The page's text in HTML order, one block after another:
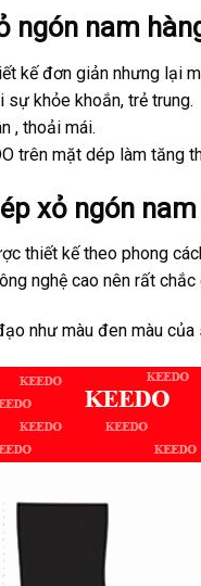
ngón nam
kế đơn giản nhưng lại
sự khỏe khoắn, trẻ trung.
, thoải mái.
trên mặt dép làm tăng
xỏ ngón nam
thiết kế theo phong
nghệ cao nên rất chắc
như màu đen màu